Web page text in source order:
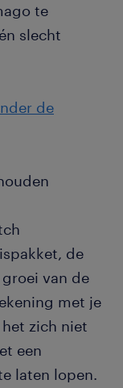
te
slecht
de
de
van de
met je
zich niet
een
laten lopen.